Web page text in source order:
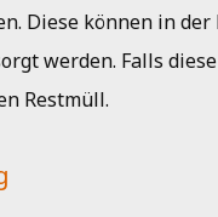
Diese können in
werden. Falls
Restmüll.